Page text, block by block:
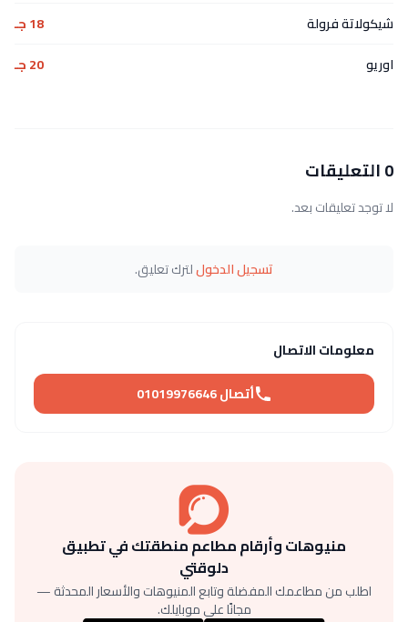
شيكولاتة فرولة
18 جـ
اوريو
20 جـ
0 التعليقات
لا توجد تعليقات بعد.
تسجيل الدخوللترك تعليق.
معلومات الاتصال
أتصال 01019976646
منيوهات وأرقام مطاعم منطقتك في تطبيق
دلوقتي
اطلب من مطاعمك المفضلة وتابع المنيوهات والأسعار المحدثة —
مجانًا على موبايلك.